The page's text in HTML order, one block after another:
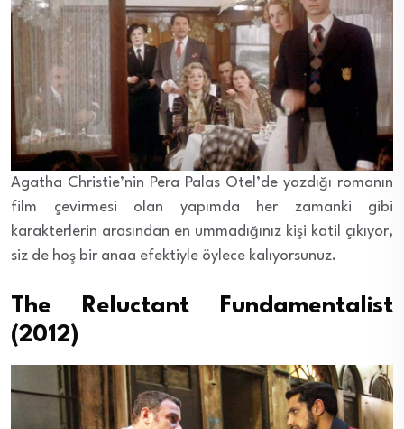
Agatha Christie’nin Pera Palas Otel’de yazdığı romanın
film çevirmesi olan yapımda her zamanki gibi
karakterlerin arasından en ummadığınız kişi katil çıkıyor,
siz de hoş bir anaa efektiyle öylece kalıyorsunuz.
The Reluctant Fundamentalist
(2012)